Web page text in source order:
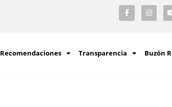
Recomendaciones Transparencia Buzón